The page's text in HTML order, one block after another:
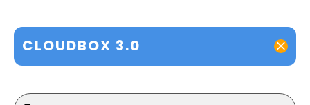
CLOUDBOX 3.0